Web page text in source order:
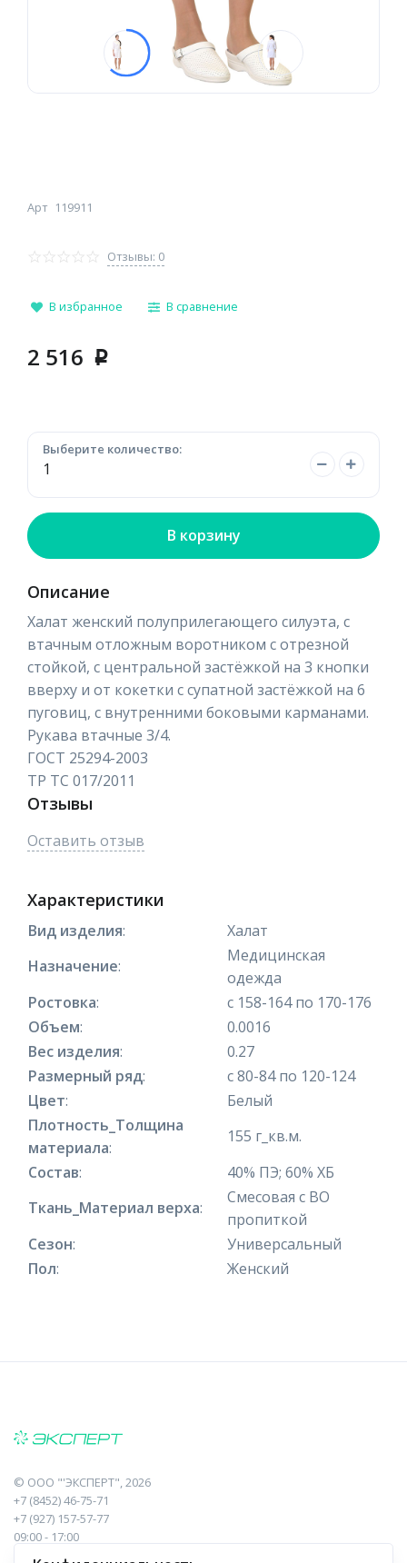
Арт 119911
Отзывы: 0
В избранное В сравнение
2 516 p
Выберите количество:
В корзину
Описание
Халат женский полуприлегающего силуэта, с
втачным отложным воротником с отрезной
стойкой, с центральной застёжкой на 3 кнопки
вверху и от кокетки с супатной застёжкой на 6
пуговиц, с внутренними боковыми карманами.
Рукава втачные 3/4.
ГОСТ 25294-2003
ТР ТС 017/2011
Отзывы
Оставить отзыв
Характеристики
Вид изделия:
Халат
Назначение:
Медицинская
одежда
Ростовка:
с 158-164 по 170-176
Объем:
0.0016
Вес изделия:
0.27
Размерный ряд:
с 80-84 по 120-124
Цвет:
Белый
Плотность_Толщина
материала:
155 г_кв.м.
Состав:
40% ПЭ; 60% ХБ
Ткань_Материал верха:
Смесовая с ВО
пропиткой
Сезон:
Универсальный
Пол: Женский
© ООО "'ЭКСПЕРТ", 2026
+7 (8452) 46-75-71
+7 (927) 157-57-77
09:00 - 17:00
410017, Саратов, Пугачева, 10 к1, оф.23